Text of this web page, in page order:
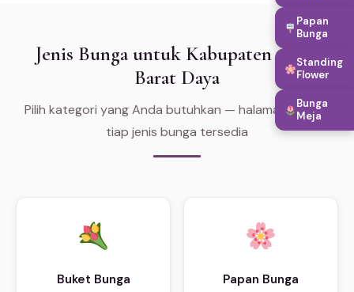
Jenis Bunga untuk Kabupaten Aceh
Barat Daya
Pilih kategori yang Anda butuhkan — halaman khusus
tiap jenis bunga tersedia
Buket Bunga Papan Bunga
Papan
Bunga
Standing
Flower
Bunga
Meja